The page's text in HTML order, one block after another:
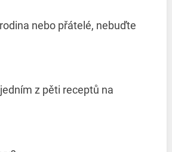
nebo přátelé, nebuďte
z pěti receptů na